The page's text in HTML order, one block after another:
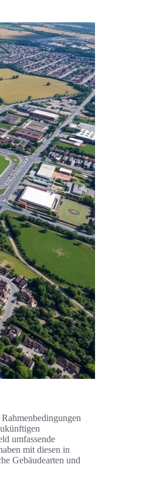
umfassende
mit diesen in
Gebäudearten und